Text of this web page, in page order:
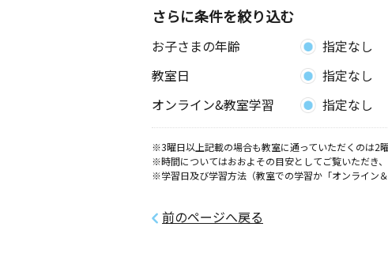
さらに条件を絞り込む
お子さまの年齢 指定なし
教室日
指定なし
オンライン&教室学習
指定なし
※3曜日以上記載の場合も教室に通っていただくのは2曜
※時間についてはおおよその目安としてご覧いただき
※学習日及び学習方法（教室での学習か「オンライン
前のページへ戻る